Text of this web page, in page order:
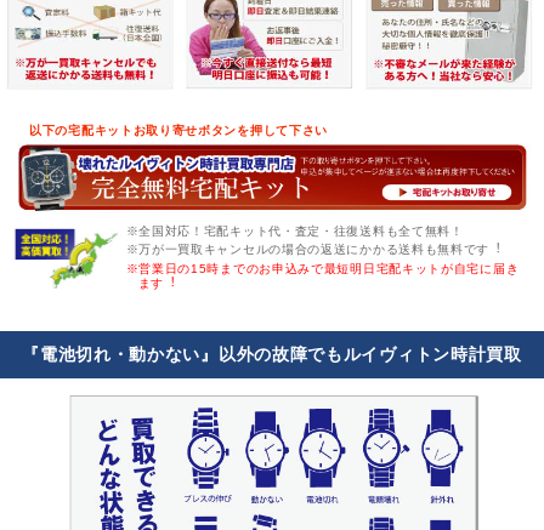
以下の宅配キットお取り寄せボタンを押して下さい
※全国対応！宅配キット代・査定・往復送料も全て無料！
※万が一買取キャンセルの場合の返送にかかる送料も無料です︕
※営業日の15時までのお申込みで最短明日宅配キットが自宅に届き
ます︕
『電池切れ・動かない』以外の故障でもルイヴィトン時計買取